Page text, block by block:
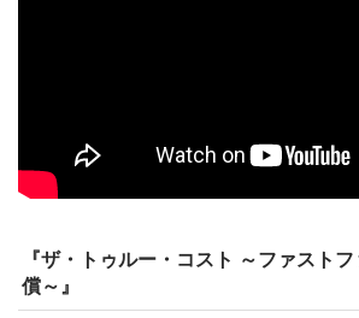
『ザ・トゥルー・コスト ～ファスト
償～』